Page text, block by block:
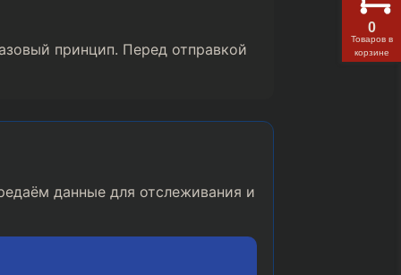
принцип. Перед отправкой
данные для отслеживания и
0
Товаров в
корзине